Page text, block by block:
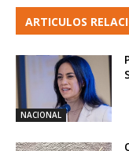
ARTICULOS
NACIONAL